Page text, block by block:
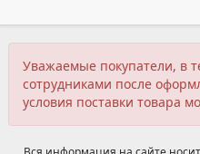
Уважаемые покупатели, в
сотрудниками после
условия поставки товара